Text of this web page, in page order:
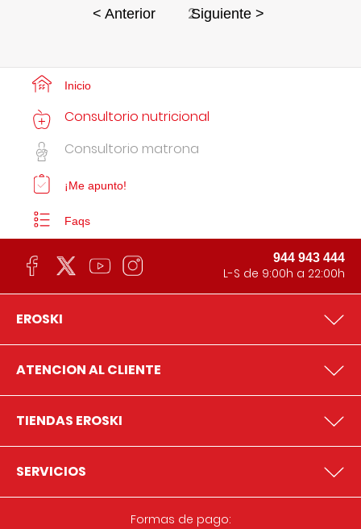
< Anterior 2Siguiente >
Inicio
Consultorio nutricional
Consultorio matrona
¡Me apunto!
Faqs
944 943 444
L-S de 9:00h a 22:00h
EROSKI
ATENCION AL CLIENTE
TIENDAS EROSKI
SERVICIOS
Formas de pago: